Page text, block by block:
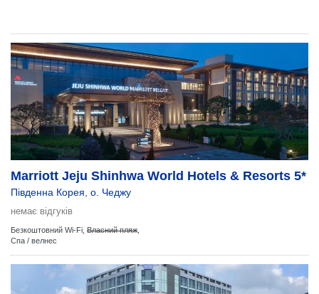
Marriott Jeju Shinhwa World Hotels & Resorts 5*
Південна Корея о. Чеджу
немає відгуків
Безкоштовний Wi-Fi, Власний пляж
Спа / велнес